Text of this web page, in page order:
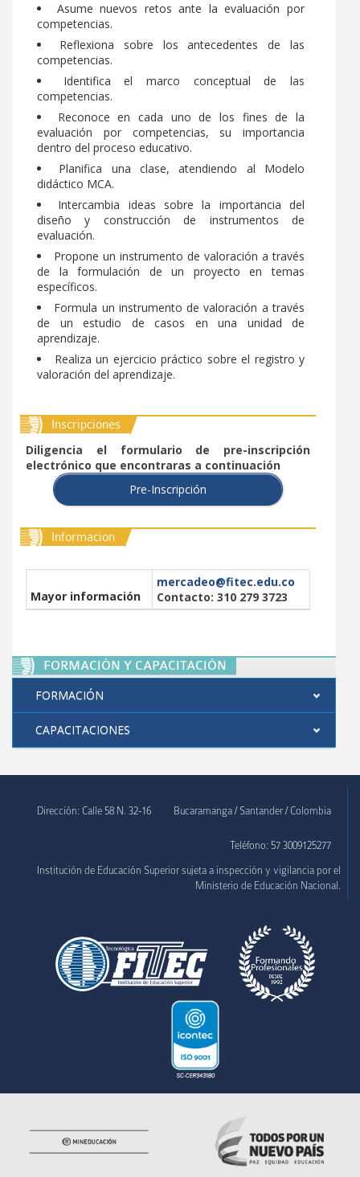
Aspirante
Programas Académicos
Contacto
Egresados
Servicios y beneficios
Seguimiento a egresados
Punto de encuentro
Alianzas
Empleadores
Contacto
Administrativos
Reseña histórica
Filosofía institucional
Símbolos institucionales
Administrativos
Organos de gobierno
Sistema de gestión de seguridad y salud en el trabajo
Registro calificado y acreditación
Reconocimientos institucionales
Política Protección de Datos
Sector Empresarial
Extensión
Contacto
Órganos de gobierno
Centro de contacto
Aula Virtual
Biblioteca
Bienestar
Investigación
Extensión
Egresados
Asume nuevos retos ante la evaluación por
competencias.
Reflexiona sobre los antecedentes de las
competencias.
Identifica el marco conceptual de las
competencias.
Reconoce en cada uno de los fines de la
evaluación por competencias, su importancia
dentro del proceso educativo.
Planifica una clase, atendiendo al Modelo
didáctico MCA.
Intercambia ideas sobre la importancia del
diseño y construcción de instrumentos de
evaluación.
Propone un instrumento de valoración a través
de la formulación de un proyecto en temas
específicos.
Formula un instrumento de valoración a través
de un estudio de casos en una unidad de
aprendizaje.
Realiza un ejercicio práctico sobre el registro y
valoración del aprendizaje.
Inscripciones
Diligencia el formulario de pre-inscripción
electrónico que encontraras a continuación
Pre-Inscripción
Informacion
Mayor información
mercadeo@fitec.edu.co
Contacto: 310 279 3723
FORMACIÓN Y CAPACITACIÓN
FORMACIÓN
CAPACITACIONES
Dirección: Calle 58 N. 32-16 Bucaramanga / Santander / Colombia
Teléfono: 57 3009125277
Institución de Educación Superior sujeta a inspección y vigilancia por el
Ministerio de Educación Nacional.